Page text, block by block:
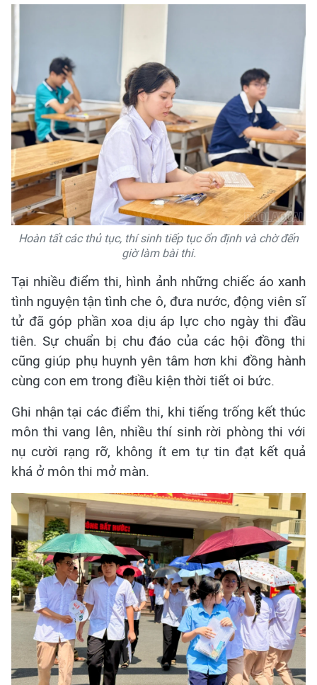
Hoàn tất các thủ tục, thí sinh tiếp tục ổn định và chờ đến
giờ làm bài thi.
Tại nhiều điểm thi, hình ảnh những chiếc áo xanh
tình nguyện tận tình che ô, đưa nước, động viên sĩ
tử đã góp phần xoa dịu áp lực cho ngày thi đầu
tiên. Sự chuẩn bị chu đáo của các hội đồng thi
cũng giúp phụ huynh yên tâm hơn khi đồng hành
cùng con em trong điều kiện thời tiết oi bức.
Ghi nhận tại các điểm thi, khi tiếng trống kết thúc
môn thi vang lên, nhiều thí sinh rời phòng thi với
nụ cười rạng rỡ, không ít em tự tin đạt kết quả
khá ở môn thi mở màn.